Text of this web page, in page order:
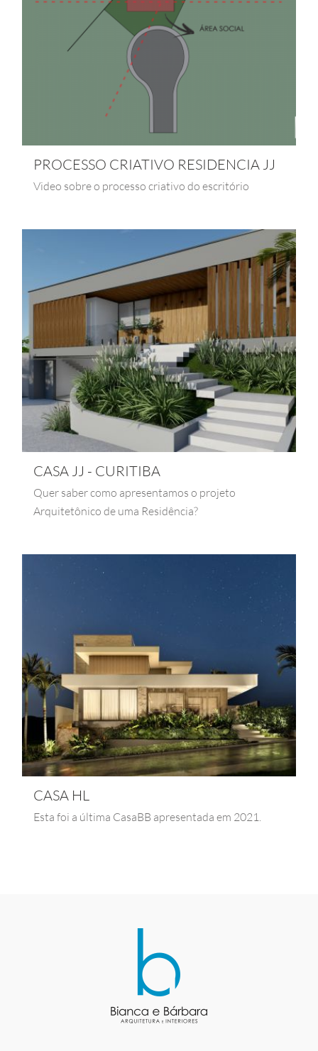
PROCESSO CRIATIVO RESIDENCIA JJ
Video sobre o processo criativo do escritório
CASA JJ - CURITIBA
Quer saber como apresentamos o projeto
Arquitetônico de uma Residência?
CASA HL
Esta foi a última CasaBB apresentada em 2021.